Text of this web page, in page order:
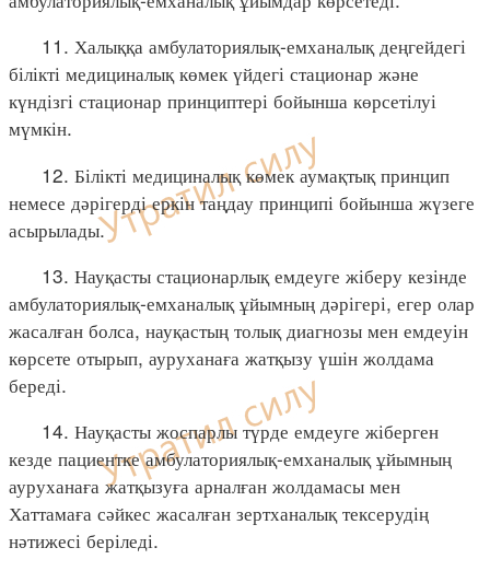
11. Халыққа амбулаториялық-емханалық деңгейдегі
білікті медициналық көмек үйдегі стационар және
күндізгі стационар принциптері бойынша көрсетілуі
мүмкін.
12. Білікті медициналық көмек аумақтық принцип
немесе дәрігерді еркін таңдау принципі бойынша жүзеге
асырылады.
13. Науқасты стационарлық емдеуге жіберу кезінде
амбулаториялық-емханалық ұйымның дәрігері, егер олар
жасалған болса, науқастың толық диагнозы мен емдеуін
көрсете отырып, ауруханаға жатқызу үшін жолдама
береді.
14. Науқасты жоспарлы түрде емдеуге жіберген
кезде пациентке амбулаториялық-емханалық ұйымның
ауруханаға жатқызуға арналған жолдамасы мен
Хаттамаға сәйкес жасалған зертханалық тексерудің
нәтижесі беріледі.